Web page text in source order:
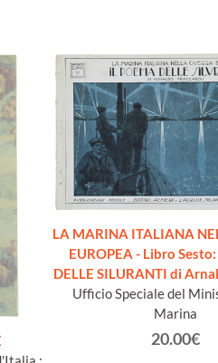
LA MARINA ITALIANA
EUROPEA - Libro
DELLE SILURANTI di
Ufficio Speciale del
Marina
20.00€